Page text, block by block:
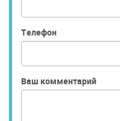
Телефон
Ваш комментарий